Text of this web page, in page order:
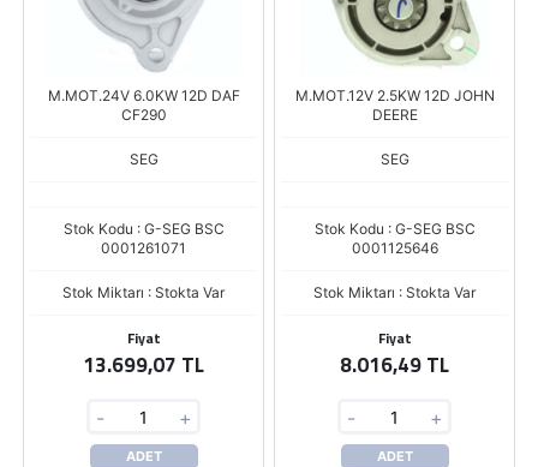
M.MOT.24V 6.0KW 12D DAF
CF290
SEG
Stok Kodu : G-SEG BSC
0001261071
Stok Miktarı : Stokta Var
Fiyat
13.699,07 TL
- +
ADET
M.MOT.12V 2.5KW 12D JOHN
DEERE
SEG
Stok Kodu : G-SEG BSC
0001125646
Stok Miktarı : Stokta Var
Fiyat
8.016,49 TL
- +
ADET